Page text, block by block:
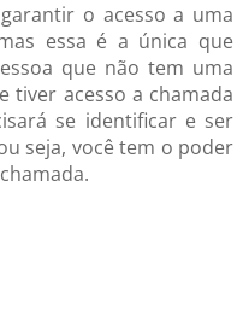
o acesso a uma
essa é a única que
que não tem uma
tiver acesso a chamada
se identificar e ser
seja, você tem o poder